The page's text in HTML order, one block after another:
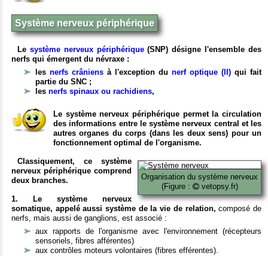
Système nerveux périphérique
Le système nerveux périphérique(SNP) désigne l'ensemble des
nerfs qui émergent du névraxe :
les nerfs crâniens à l'exception du nerf optique (II) qui fait
partie du SNC ;
les nerfs spinaux ou rachidiens,
Le système nerveux périphérique permet la circulation
des informations entre le système nerveux central et les
autres organes du corps (dans les deux sens) pour un
fonctionnement optimal de l'organisme.
Organisation du système nerveux
(Figure :
vetopsy.fr)
Classiquement, ce système
nerveux périphérique comprend
deux branches.
1. Le système nerveux
somatique, appelé aussi système de la vie de relation, composé de
nerfs, mais aussi de ganglions, est associé :
aux rapports de l'organisme avec l'environnement (récepteurs
sensoriels, fibres afférentes)
aux contrôles moteurs volontaires (fibres efférentes).